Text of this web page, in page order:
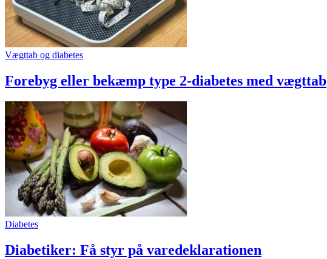
Vægttab og diabetes
Forebyg eller bekæmp type 2-diabetes med vægttab
Diabetes
Diabetiker: Få styr på varedeklarationen